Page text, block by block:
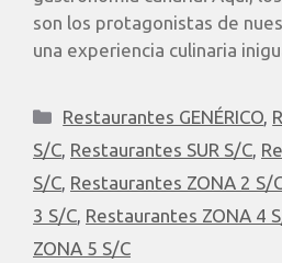
son los protagonistas de
una experiencia culinaria
Restaurantes GENÉRICO,
S/C, Restaurantes SUR S/C,
S/C, Restaurantes ZONA 2 S/
3 S/C, Restaurantes ZONA 4
ZONA 5 S/C